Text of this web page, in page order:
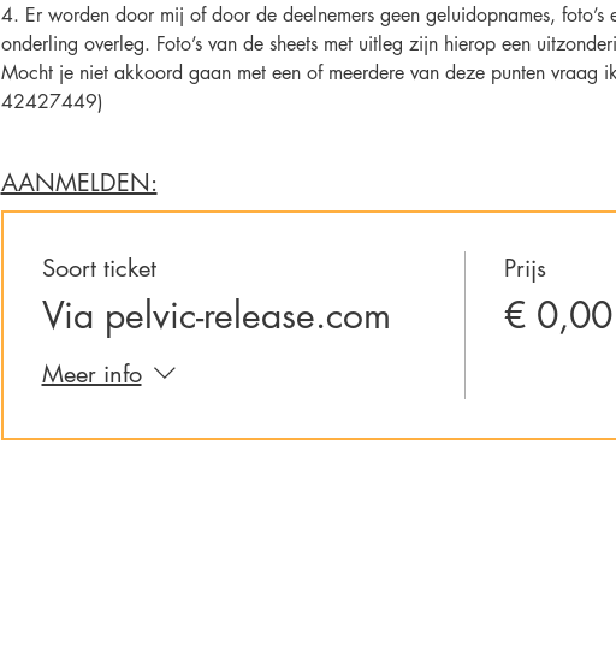
4. Er worden door mij of door de deelnemers geen geluidopnames,
onderling overleg. Foto’s van de sheets met uitleg zijn hierop een
Mocht je niet akkoord gaan met een of meerdere van deze punten vraag
42427449)
AANMELDEN:
Soort ticket
Via pelvic-release.com
Meer info
Prijs
€ 0,00